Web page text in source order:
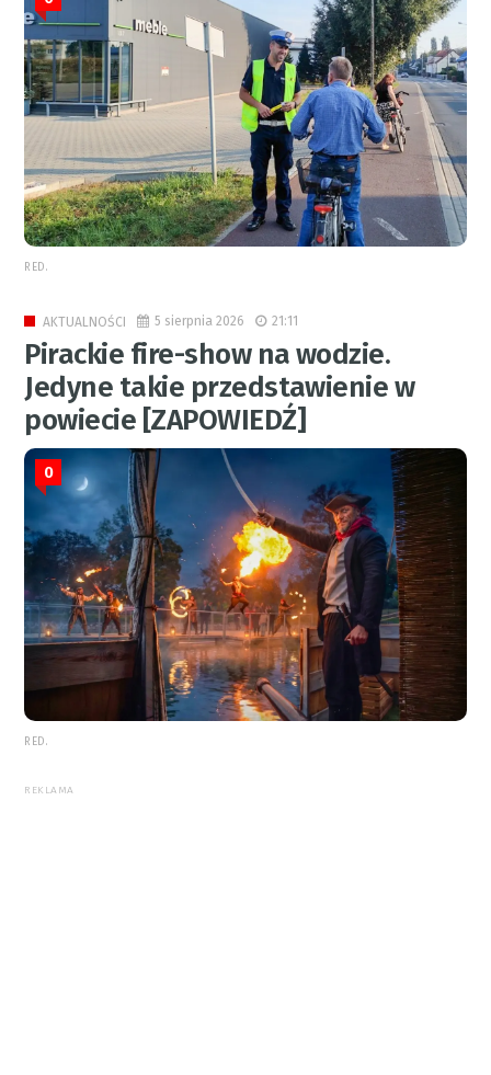
RED.
AKTUALNOŚCI 5 sierpnia 2026 21:11
Pirackie fire-show na wodzie.
Jedyne takie przedstawienie w
powiecie [ZAPOWIEDŹ]
0
RED.
REKLAMA